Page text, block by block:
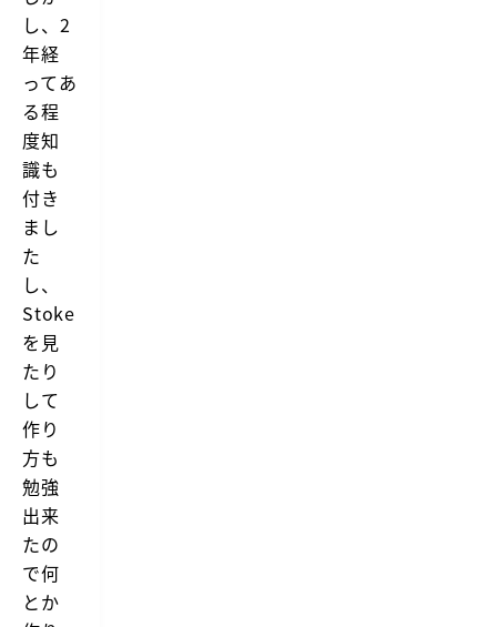
し、2
年経
ってあ
る程
度知
識も
付き
まし
た
し、
Stoke
を見
たり
して
作り
方も
勉強
出来
たの
で何
とか